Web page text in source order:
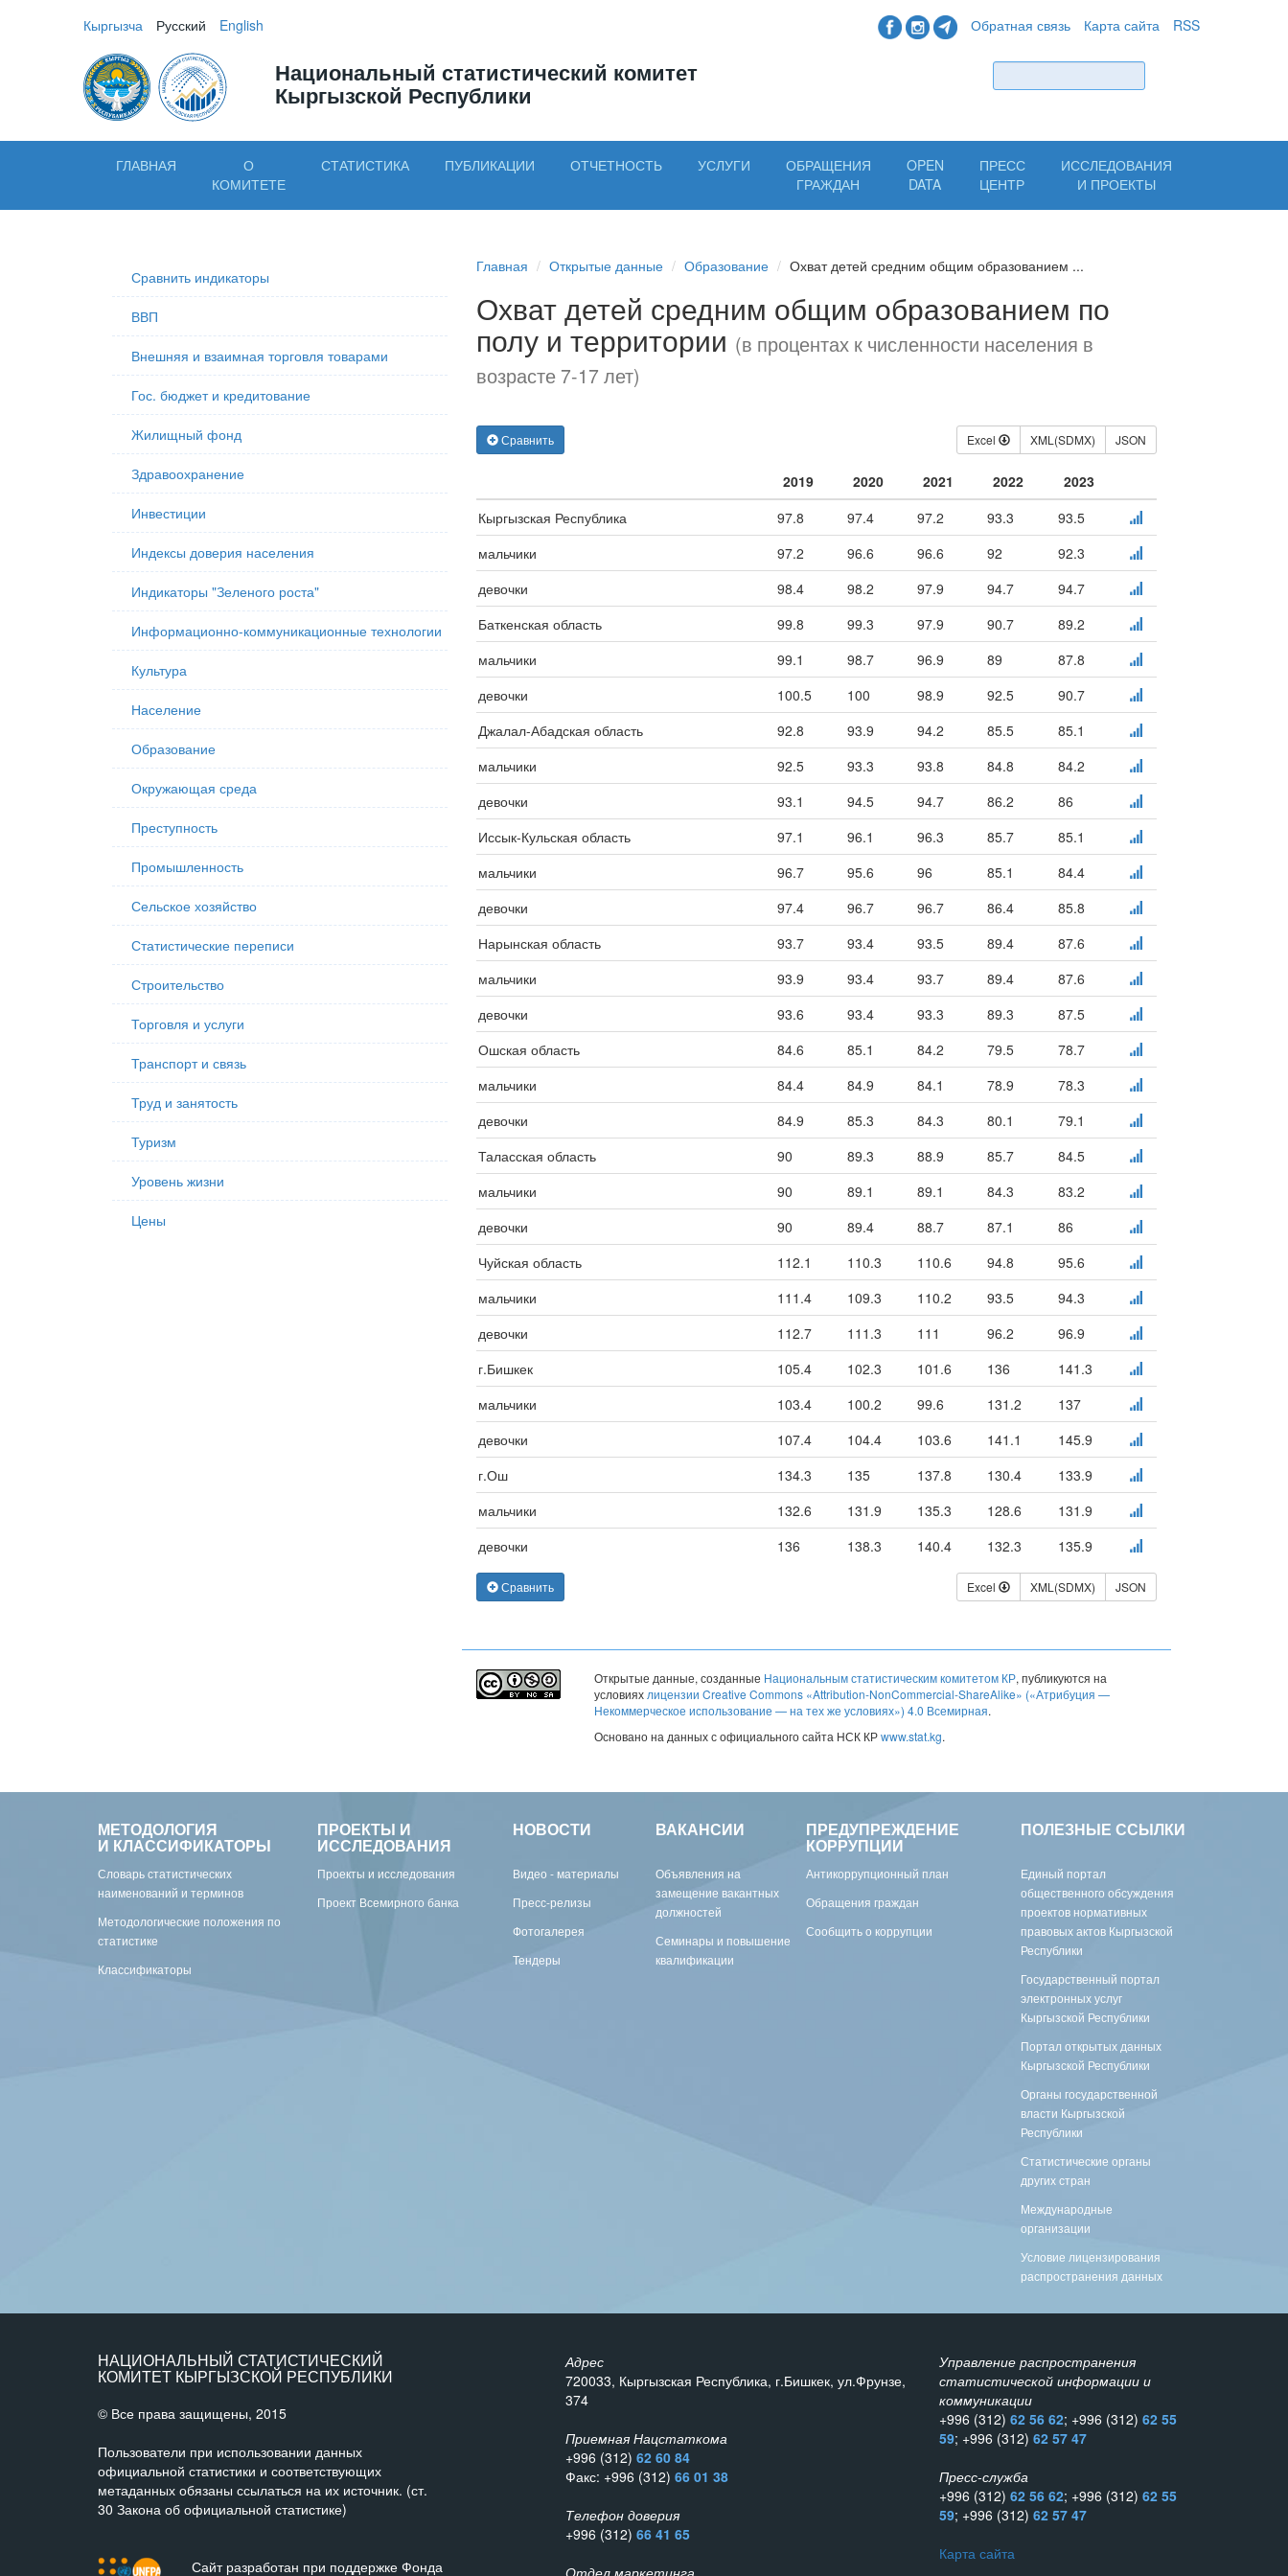
Кыргызча Русский English Обратная связь Карта сайта RSS
Национальный статистический комитет
Кыргызской Республики
ГЛАВНАЯ
О
КОМИТЕТЕ
СТАТИСТИКА ПУБЛИКАЦИИ ОТЧЕТНОСТЬ УСЛУГИ
ОБРАЩЕНИЯ
ГРАЖДАН
OPEN
DATA
ПРЕСС
ЦЕНТР
ИССЛЕДОВАНИЯ
И ПРОЕКТЫ
Сравнить индикаторы
ВВП
Внешняя и взаимная торговля товарами
Гос. бюджет и кредитование
Жилищный фонд
Здравоохранение
Инвестиции
Индексы доверия населения
Индикаторы "Зеленого роста"
Информационно-коммуникационные технологии
Культура
Население
Образование
Окружающая среда
Преступность
Промышленность
Сельское хозяйство
Статистические переписи
Строительство
Торговля и услуги
Транспорт и связь
Труд и занятость
Туризм
Уровень жизни
Цены
Главная Открытые данные Образование Охват детей средним общим образованием ...
Охват детей средним общим образованием по
полу и территории (в процентах к численности населения в
возрасте 7-17 лет)
Сравнить Excel XML(SDMX) JSON
2019 2020 2021 2022
2023
Кыргызская Республика
97.8 97.4 97.2 93.3
93.5
мальчики
97.2 96.6 96.6 92
92.3
девочки
98.4 98.2 97.9 94.7
94.7
Баткенская область
99.8 99.3 97.9 90.7
89.2
мальчики
99.1 98.7 96.9 89
87.8
девочки
100.5 100 98.9 92.5
90.7
Джалал-Абадская область
92.8 93.9 94.2 85.5
85.1
мальчики
92.5 93.3 93.8 84.8
84.2
девочки
93.1 94.5 94.7 86.2
86
Иссык-Кульская область
97.1 96.1 96.3 85.7
85.1
мальчики
96.7 95.6 96 85.1
84.4
девочки
97.4 96.7 96.7 86.4
85.8
Нарынская область
93.7 93.4 93.5 89.4
87.6
мальчики
93.9 93.4 93.7 89.4
87.6
девочки
93.6 93.4 93.3 89.3
87.5
Ошская область
84.6 85.1 84.2 79.5
78.7
мальчики
84.4 84.9 84.1 78.9
78.3
девочки
84.9 85.3 84.3 80.1
79.1
Таласская область
90 89.3 88.9 85.7
84.5
мальчики
90 89.1 89.1 84.3
83.2
девочки
90 89.4 88.7 87.1
86
Чуйская область
112.1 110.3 110.6 94.8
95.6
мальчики
111.4 109.3 110.2 93.5
94.3
девочки
112.7 111.3 111 96.2
96.9
г.Бишкек
105.4 102.3 101.6 136
141.3
мальчики
103.4 100.2 99.6 131.2
137
девочки
107.4 104.4 103.6 141.1
145.9
г.Ош
134.3 135 137.8 130.4
133.9
мальчики
132.6 131.9 135.3 128.6
131.9
девочки
136 138.3 140.4 132.3 135.9
Сравнить Excel XML(SDMX) JSON
Открытые данные, созданные Национальным статистическим комитетом КР, публикуются на
условиях лицензии Creative Commons «Attribution-NonCommercial-ShareAlike» («Атрибуция —
Некоммерческое использование — на тех же условиях») 4.0 Всемирная.
Основано на данных с официального сайта НСК КРwww.stat.kg.
МЕТОДОЛОГИЯ
И КЛАССИФИКАТОРЫ
Словарь статистических
наименований и терминов
Методологические положения по
статистике
Классификаторы
ПРОЕКТЫ И
ИССЛЕДОВАНИЯ
Проекты и исследования
Проект Всемирного банка
НОВОСТИ
Видео - материалы
Пресс-релизы
Фотогалерея
Тендеры
ВАКАНСИИ
Объявления на
замещение вакантных
должностей
Семинары и повышение
квалификации
ПРЕДУПРЕЖДЕНИЕ
КОРРУПЦИИ
Антикоррупционный план
Обращения граждан
Сообщить о коррупции
ПОЛЕЗНЫЕ ССЫЛКИ
Единый портал
общественного обсуждения
проектов нормативных
правовых актов Кыргызской
Республики
Государственный портал
электронных услуг
Кыргызской Республики
Портал открытых данных
Кыргызской Республики
Органы государственной
власти Кыргызской
Республики
Статистические органы
других стран
Международные
организации
Условие лицензирования
распространения данных
НАЦИОНАЛЬНЫЙ СТАТИСТИЧЕСКИЙ
КОМИТЕТ КЫРГЫЗСКОЙ РЕСПУБЛИКИ
© Все права защищены, 2015
Пользователи при использовании данных
официальной статистики и соответствующих
метаданных обязаны ссылаться на их источник. (ст.
30 Закона об официальной статистике)
Сайт разработан при поддержке Фонда
Адрес
720033, Кыргызская Республика, г.Бишкек, ул.Фрунзе,
374
Приемная Нацстаткома
+996 (312) 62 60 84
Факс: +996 (312) 66 01 38
Телефон доверия
+996 (312) 66 41 65
Отдел маркетинга
Управление распространения
статистической информации и
коммуникации
+996 (312) 62 56 62; +996 (312) 62 55
59; +996 (312) 62 57 47
Пресс-служба
+996 (312) 62 56 62; +996 (312) 62 55
59; +996 (312) 62 57 47
Карта сайта